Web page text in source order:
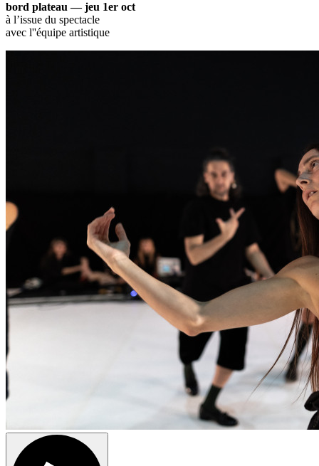
bord plateau — jeu 1er oct
à l’issue du spectacle
avec l''équipe artistique